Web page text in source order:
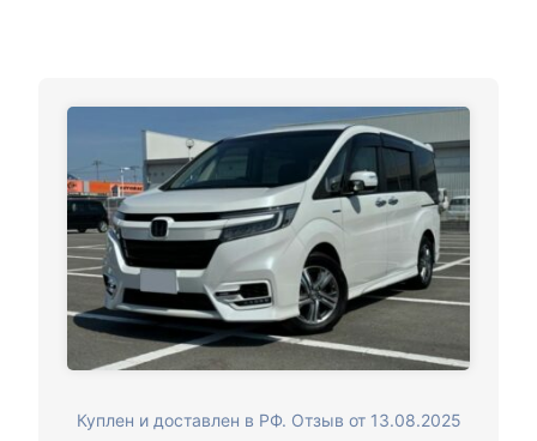
Куплен и доставлен в РФ. Отзыв от 13.08.2025